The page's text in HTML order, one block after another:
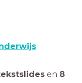
en 8